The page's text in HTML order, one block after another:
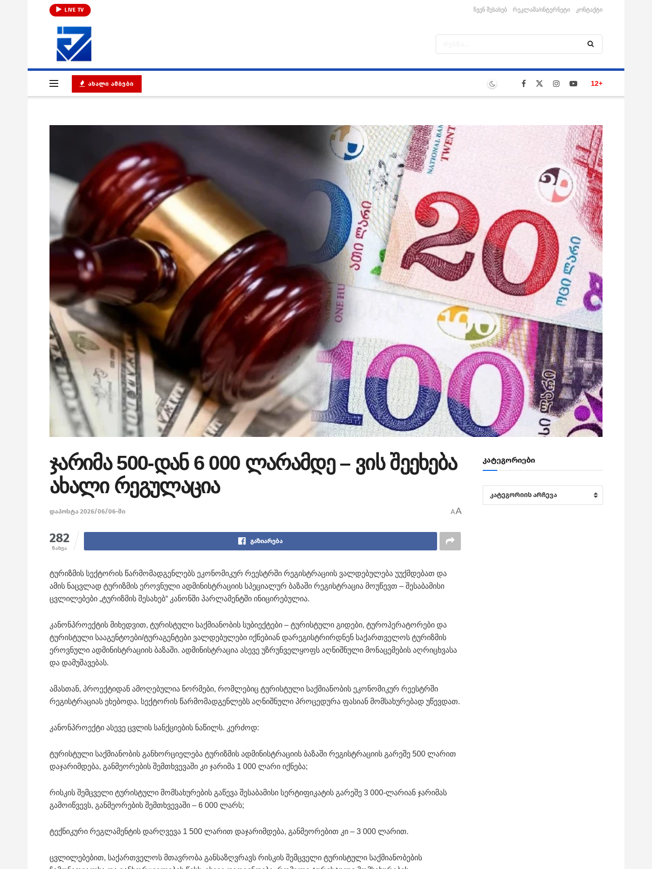
LIVE TV ჩვენ შესახებ რეკლამა/ინტერნეტი კონტაქტი
ᲐᲮᲐᲚᲘ ᲐᲛᲑᲔᲑᲘ 12+
ჯარიმა 500-დან 6 000 ლარამდე – ვის შეეხება
ახალი რეგულაცია
დაპოსტა 2026/06/06-ში AA
282
ნახვა
გაზიარება
ტურიზმის სექტორის წარმომადგენლებს ეკონომიკურ რეესტრში რეგისტრაციის ვალდებულება უუქმდებათ და
ამის ნაცვლად ტურიზმის ეროვნული ადმინისტრაციის სპეციალურ ბაზაში რეგისტრაცია მოუწევთ – შესაბამისი
ცვლილებები „ტურიზმის შესახებ“ კანონში პარლამენტში ინიცირებულია.
კანონპროექტის მიხედვით, ტურისტული საქმიანობის სუბიექტები – ტურისტული გიდები, ტუროპერატორები და
ტურისტული სააგენტოები/ტურაგენტები ვალდებულები იქნებიან დარეგისტრირდნენ საქართველოს ტურიზმის
ეროვნული ადმინისტრაციის ბაზაში. ადმინისტრაცია ასევე უზრუნველყოფს აღნიშნული მონაცემების აღრიცხვასა
და დამუშავებას.
ამასთან, პროექტიდან ამოღებულია ნორმები, რომლებიც ტურისტული საქმიანობის ეკონომიკურ რეესტრში
რეგისტრაციას ეხებოდა. სექტორის წარმომადგენლებს აღნიშნული პროცედურა ფასიან მომსახურებად უწევდათ.
კანონპროექტი ასევე ცვლის სანქციების ნაწილს. კერძოდ:
ტურისტული საქმიანობის განხორციელება ტურიზმის ადმინისტრაციის ბაზაში რეგისტრაციის გარეშე 500 ლარით
დაჯარიმდება, განმეორების შემთხვევაში კი ჯარიმა 1 000 ლარი იქნება;
რისკის შემცველი ტურისტული მომსახურების გაწევა შესაბამისი სერტიფიკატის გარეშე 3 000-ლარიან ჯარიმას
გამოიწვევს, განმეორების შემთხვევაში – 6 000 ლარს;
ტექნიკური რეგლამენტის დარღვევა 1 500 ლარით დაჯარიმდება, განმეორებით კი – 3 000 ლარით.
ცვლილებებით, საქართველოს მთავრობა განსაზღვრავს რისკის შემცველი ტურისტული საქმიანობების
კატეგორიები
კატეგორიები
კატეგორიის არჩევა